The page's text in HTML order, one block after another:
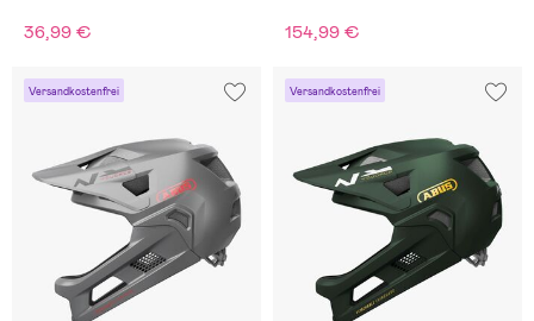
36,99 € 154,99 €
Versandkostenfrei Versandkostenfrei